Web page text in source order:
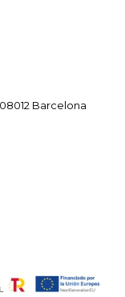
Barcelona